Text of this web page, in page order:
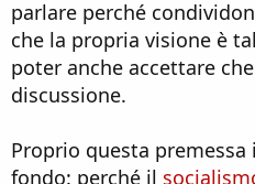
parlare perché
che la propria visione è
poter anche accettare
discussione.
Proprio questa
fondo: perché il